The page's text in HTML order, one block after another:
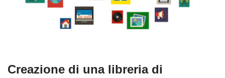
Creazione di una libreria di